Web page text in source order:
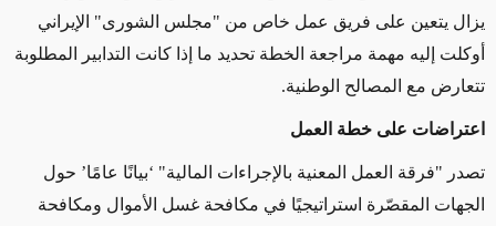
يزال يتعين على فريق عمل خاص من "مجلس الشورى" الإيراني
أوكلت إليه مهمة مراجعة الخطة تحديد ما إذا كانت التدابير المطلوبة
تتعارض مع المصالح الوطنية.
اعتراضات على خطة العمل
تصدر "فرقة العمل المعنية بالإجراءات المالية" ‘بيانًا عامًا’ حول
الجهات المقصّرة استراتيجيًا في مكافحة غسل الأموال ومكافحة